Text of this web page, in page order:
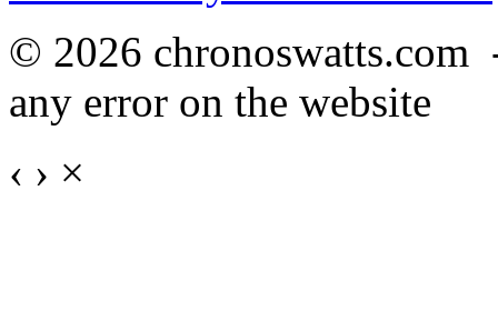
© 2026
any error on the website
‹ › ×